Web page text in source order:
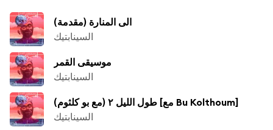
الى المنارة (مقدمة)
السينابتيك
موسيقى القمر
السينابتيك
طول الليل ٢ (مع بو كلثوم) [مع Bu Kolthoum]
السينابتيك